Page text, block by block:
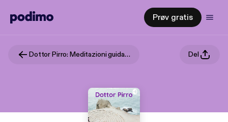
Prøv gratis
Dottor Pirro: Meditazioni guidate Del